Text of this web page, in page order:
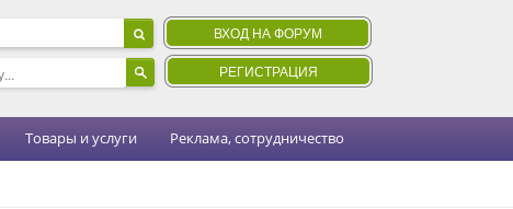
ВХОД НА ФОРУМ
РЕГИСТРАЦИЯ
Товары и услуги Реклама, сотрудничество